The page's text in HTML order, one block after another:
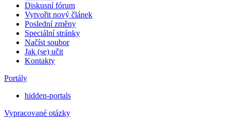
Diskusní fórum
Vytvořit nový článek
Poslední změny
Speciální stránky
Načíst soubor
Jak (se) učit
Kontakty
Portály
hidden-portals
Vypracované otázky